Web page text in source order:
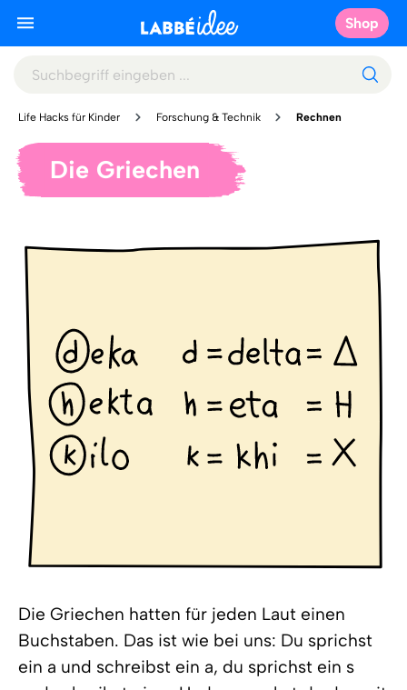
Shop
Life Hacks für Kinder Forschung & Technik Rechnen
Die Griechen
Die Griechen hatten für jeden Laut einen
Buchstaben. Das ist wie bei uns: Du sprichst
ein a und schreibst ein a, du sprichst ein s